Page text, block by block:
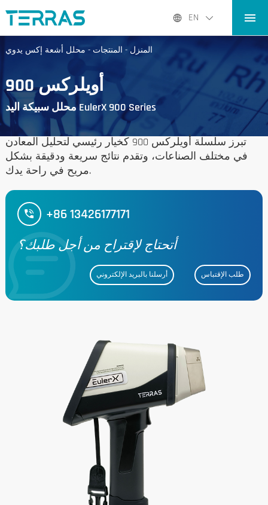
EN
المنزل
التطبيقات
المدوّنة
الاتصال
المنزل - المنتجات - محلل أشعة إكس يدوي
أويلركس 900
محلل سبيكة اليد EulerX 900 Series
تبرز سلسلة أويلركس 900 كخيار رئيسي لتحليل المعادن
في مختلف الصناعات، وتقدم نتائج سريعة ودقيقة بشكل
مريح في راحة يدك.
+86 13426177171
أتحتاج لإقتراح من أجل طلبك؟
أرسلنا بالبريد الإلكتروني طلب الإقتباس